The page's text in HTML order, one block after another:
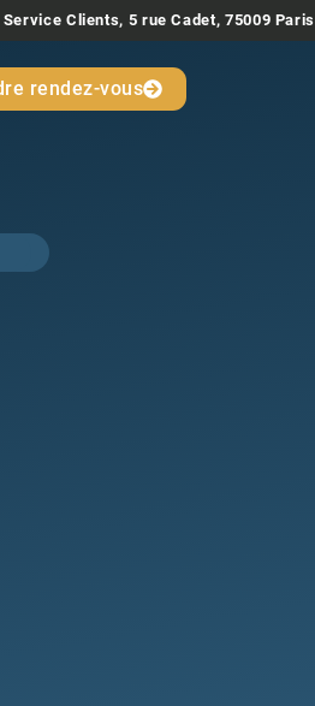
Clients, 5 rue Cadet, 75009 Paris
rendez-vous